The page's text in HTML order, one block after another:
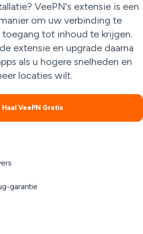
VeePN's extensie is een
om uw verbinding te
toegang tot inhoud te krijgen.
extensie en upgrade daarna
als u hogere snelheden en
locaties wilt.
Haal VeePN Gratis
garantie